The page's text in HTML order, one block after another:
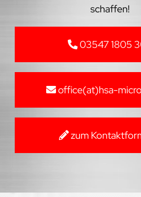
schaffen!
03547 1805
office(at)hsa-
zum